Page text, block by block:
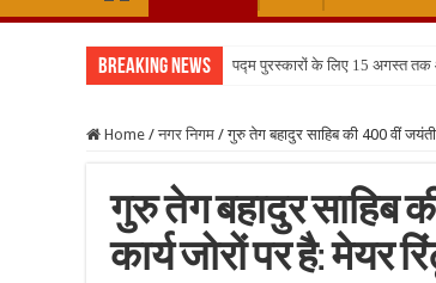
Breaking News पद्म पुरस्कारों के लिए 15 अगस्त
Home / नगर निगम / गुरु तेग बहादुर साहिब की 400 वीं
गुरु तेग बहादुर साहिब
कार्य जोरों पर है: मेयर